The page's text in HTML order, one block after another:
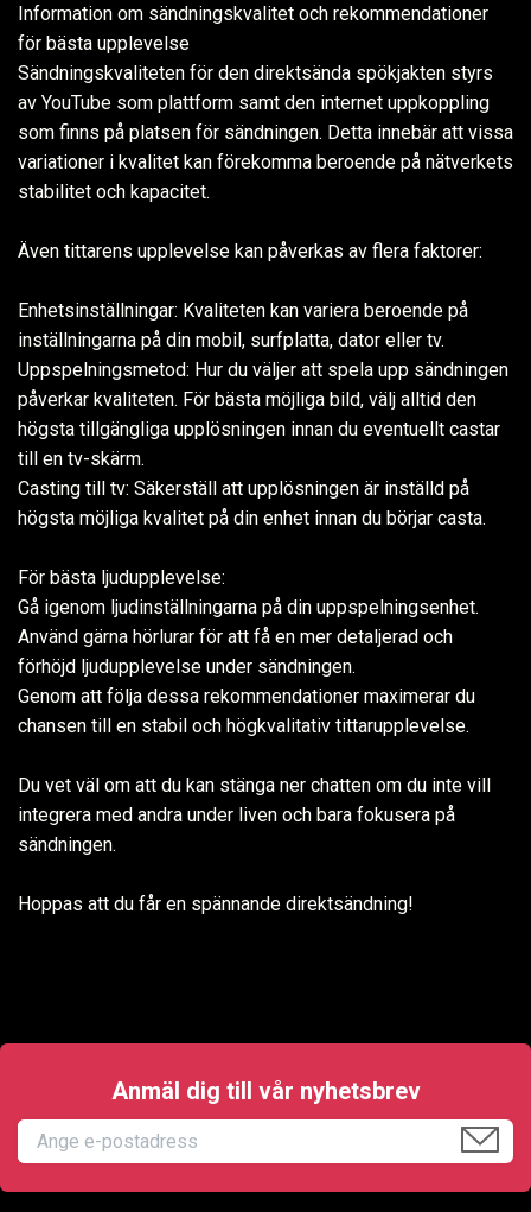
Information om sändningskvalitet och rekommendationer
för bästa upplevelse
Sändningskvaliteten för den direktsända spökjakten styrs
av YouTube som plattform samt den internet uppkoppling
som finns på platsen för sändningen. Detta innebär att vissa
variationer i kvalitet kan förekomma beroende på nätverkets
stabilitet och kapacitet.
Även tittarens upplevelse kan påverkas av flera faktorer:
Enhetsinställningar: Kvaliteten kan variera beroende på
inställningarna på din mobil, surfplatta, dator eller tv.
Uppspelningsmetod: Hur du väljer att spela upp sändningen
påverkar kvaliteten. För bästa möjliga bild, välj alltid den
högsta tillgängliga upplösningen innan du eventuellt castar
till en tv-skärm.
Casting till tv: Säkerställ att upplösningen är inställd på
högsta möjliga kvalitet på din enhet innan du börjar casta.
För bästa ljudupplevelse:
Gå igenom ljudinställningarna på din uppspelningsenhet.
Använd gärna hörlurar för att få en mer detaljerad och
förhöjd ljudupplevelse under sändningen.
Genom att följa dessa rekommendationer maximerar du
chansen till en stabil och högkvalitativ tittarupplevelse.
Du vet väl om att du kan stänga ner chatten om du inte vill
integrera med andra under liven och bara fokusera på
sändningen.
Hoppas att du får en spännande direktsändning!
Anmäl dig till vår nyhetsbrev